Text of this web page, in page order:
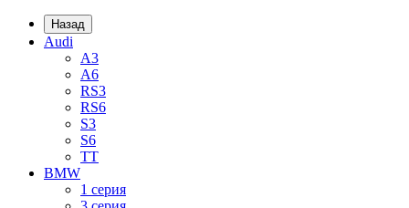
Назад
Audi
A3
A6
RS3
RS6
S3
S6
TT
BMW
1 серия